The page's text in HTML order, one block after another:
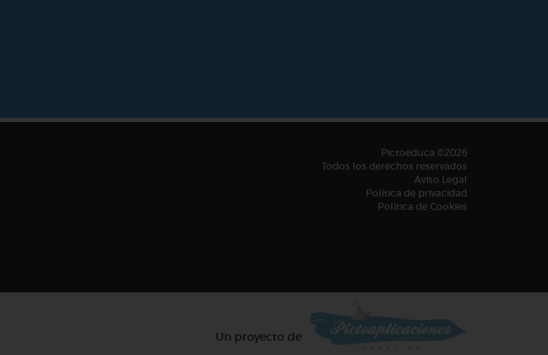
Pictoeduca ©2026
Todos los derechos reservados
Aviso Legal
Política de privacidad
Política de Cookies
Un proyecto de